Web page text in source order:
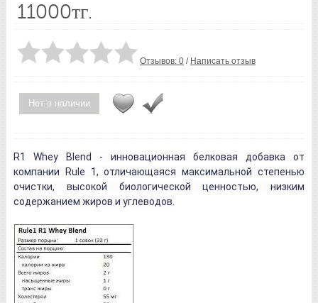
11000тг.
Отзывов: 0 / Написать отзыв
Нет в наличии
R1 Whey Blend - инновационная белковая добавка от
компании Rule 1, отличающаяся максимальной степенью
очистки, высокой биологической ценностью, низким
содержанием жиров и углеводов.